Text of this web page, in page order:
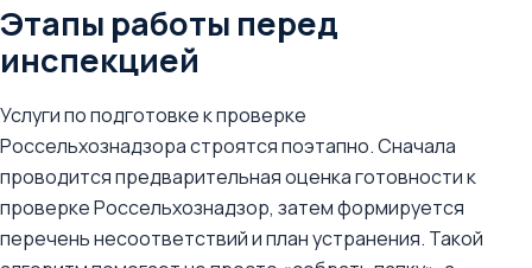
Этапы работы перед
инспекцией
Услуги по подготовке к проверке
Россельхознадзора строятся поэтапно. Сначала
проводится предварительная оценка готовности к
проверке Россельхознадзор, затем формируется
перечень несоответствий и план устранения. Такой